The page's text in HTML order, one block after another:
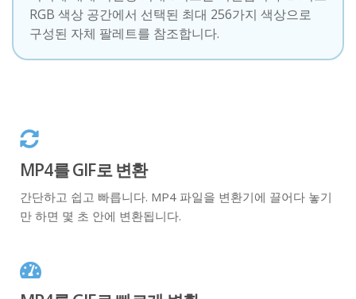
RGB 색상 공간에서 선택된 최대 256가지 색상으로
구성된 자체 팔레트를 참조합니다.
MP4를 GIF로 변환
간단하고 쉽고 빠릅니다. MP4 파일을 변환기에 끌어다 놓기
만 하면 몇 초 안에 변환됩니다.